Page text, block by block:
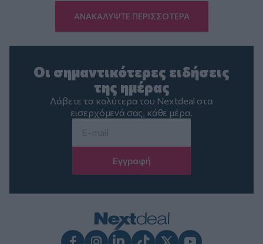
ΑΝΑΚΑΛΥΨΤΕ ΠΕΡΙΣΣΟΤΕΡΑ
Οι σημαντικότερες ειδήσεις
της ημέρας
Λάβετε τα καλύτερα του Nextdeal στα
εισερχόμενά σας, κάθε μέρα.